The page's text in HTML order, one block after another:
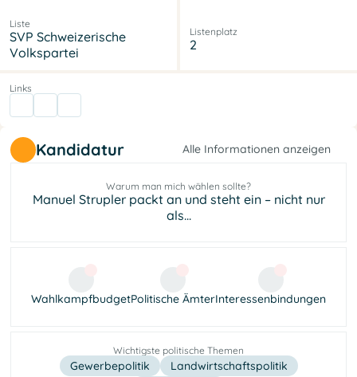
Liste
SVP Schweizerische
Volkspartei
Listenplatz
2
Links
Kandidatur Alle Informationen anzeigen
Warum man mich wählen sollte?
Manuel Strupler packt an und steht ein – nicht nur
als...
WahlkampfbudgetPolitische ÄmterInteressenbindungen
Wichtigste politische Themen
Gewerbepolitik
Landwirtschaftspolitik